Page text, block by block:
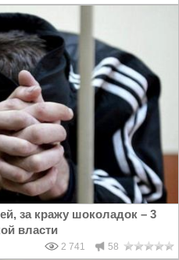
за кражу шоколадок – 3
власти
2 741 58